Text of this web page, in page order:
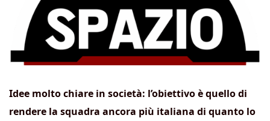
Idee molto chiare in società: l’obiettivo è quello di
rendere la squadra ancora più italiana di quanto lo